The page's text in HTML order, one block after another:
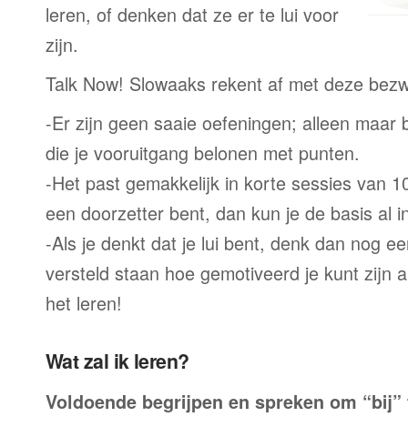
leren, of denken dat ze er te lui voor
zijn.
Talk Now! Slowaaks rekent af met deze
-Er zijn geen saaie oefeningen; alleen maar
die je vooruitgang belonen met punten.
-Het past gemakkelijk in korte sessies van
een doorzetter bent, dan kun je de basis al
-Als je denkt dat je lui bent, denk dan nog
versteld staan hoe gemotiveerd je kunt zijn
het leren!
Wat zal ik leren?
Voldoende begrijpen en spreken om